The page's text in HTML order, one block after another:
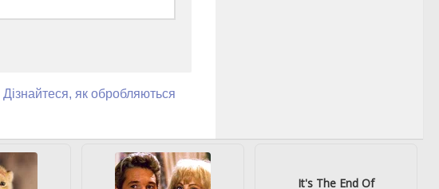
Дізнайтеся, як обробляються